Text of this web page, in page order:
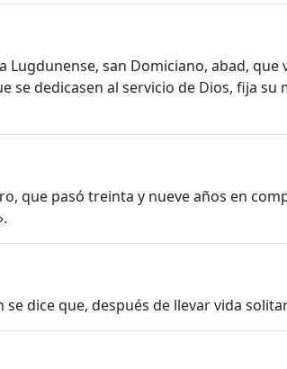
Lugdunense, san Domiciano, abad,
dedicasen al servicio de Dios, fija
que pasó treinta y nueve años en
dice que, después de llevar vida